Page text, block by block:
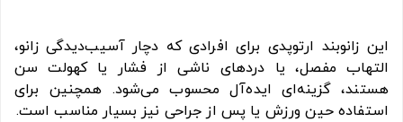
این زانوبند ارتوپدی برای افرادی که دچار آسیب‌دیدگی زانو،
التهاب مفصل، یا دردهای ناشی از فشار یا کهولت سن
هستند، گزینه‌ای ایده‌آل محسوب می‌شود. همچنین برای
استفاده حین ورزش یا پس از جراحی نیز بسیار مناسب است.